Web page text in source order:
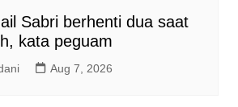
Sabri berhenti dua saat
kata peguam
Aug 7, 2026